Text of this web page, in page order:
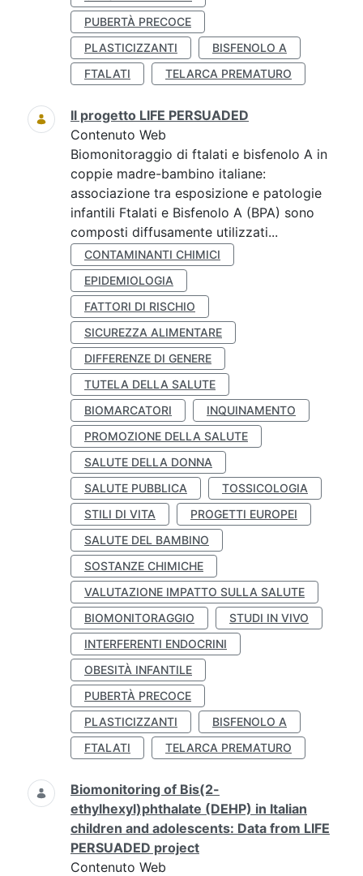
PUBERTÀ PRECOCE
PLASTICIZZANTI
BISFENOLO A
FTALATI
TELARCA PREMATURO
Il progetto LIFE PERSUADED
Contenuto Web
Biomonitoraggio di ftalati e bisfenolo A in
coppie madre-bambino italiane:
associazione tra esposizione e patologie
infantili Ftalati e Bisfenolo A (BPA) sono
composti diffusamente utilizzati...
CONTAMINANTI CHIMICI
EPIDEMIOLOGIA
FATTORI DI RISCHIO
SICUREZZA ALIMENTARE
DIFFERENZE DI GENERE
TUTELA DELLA SALUTE
BIOMARCATORI
INQUINAMENTO
PROMOZIONE DELLA SALUTE
SALUTE DELLA DONNA
SALUTE PUBBLICA
TOSSICOLOGIA
STILI DI VITA
PROGETTI EUROPEI
SALUTE DEL BAMBINO
SOSTANZE CHIMICHE
VALUTAZIONE IMPATTO SULLA SALUTE
BIOMONITORAGGIO
STUDI IN VIVO
INTERFERENTI ENDOCRINI
OBESITÀ INFANTILE
PUBERTÀ PRECOCE
PLASTICIZZANTI
BISFENOLO A
FTALATI
TELARCA PREMATURO
Biomonitoring of Bis(2-
ethylhexyl)phthalate (DEHP) in Italian
children and adolescents: Data from LIFE
PERSUADED project
Contenuto Web